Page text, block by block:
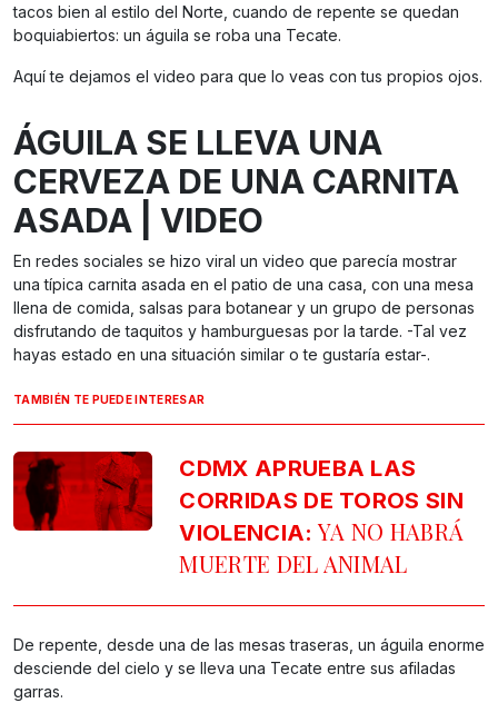
tacos bien al estilo del Norte, cuando de repente se quedan
boquiabiertos: un águila se roba una Tecate.
Aquí te dejamos el video para que lo veas con tus propios ojos.
ÁGUILA SE LLEVA UNA
CERVEZA DE UNA CARNITA
ASADA | VIDEO
En redes sociales se hizo viral un video que parecía mostrar
una típica carnita asada en el patio de una casa, con una mesa
llena de comida, salsas para botanear y un grupo de personas
disfrutando de taquitos y hamburguesas por la tarde. -Tal vez
hayas estado en una situación similar o te gustaría estar-.
TAMBIÉN TE PUEDE INTERESAR
CDMX APRUEBA LAS
CORRIDAS DE TOROS SIN
VIOLENCIA: YA NO HABRÁ
MUERTE DEL ANIMAL
De repente, desde una de las mesas traseras, un águila enorme
desciende del cielo y se lleva una Tecate entre sus afiladas
garras.